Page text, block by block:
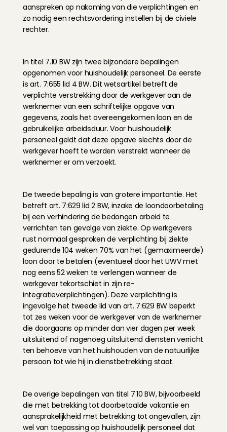
aanspreken op nakoming van die verplichtingen en
zo nodig een rechtsvordering instellen bij de civiele
rechter.
In titel 7.10 BW zijn twee bijzondere bepalingen
opgenomen voor huishoudelijk personeel. De eerste
is art. 7:655 lid 4 BW. Dit wetsartikel betreft de
verplichte verstrekking door de werkgever aan de
werknemer van een schriftelijke opgave van
gegevens, zoals het overeengekomen loon en de
gebruikelijke arbeidsduur. Voor huishoudelijk
personeel geldt dat deze opgave slechts door de
werkgever hoeft te worden verstrekt wanneer de
werknemer er om verzoekt.
De tweede bepaling is van grotere importantie. Het
betreft art. 7:629 lid 2 BW, inzake de loondoorbetaling
bij een verhindering de bedongen arbeid te
verrichten ten gevolge van ziekte. Op werkgevers
rust normaal gesproken de verplichting bij ziekte
gedurende 104 weken 70% van het (gemaximeerde)
loon door te betalen (eventueel door het UWV met
nog eens 52 weken te verlengen wanneer de
werkgever tekortschiet in zijn re-
integratieverplichtingen). Deze verplichting is
ingevolge het tweede lid van art. 7:629 BW beperkt
tot zes weken voor de werkgever van de werknemer
die doorgaans op minder dan vier dagen per week
uitsluitend of nagenoeg uitsluitend diensten verricht
ten behoeve van het huishouden van de natuurlijke
persoon tot wie hij in dienstbetrekking staat.
De overige bepalingen van titel 7.10 BW, bijvoorbeeld
die met betrekking tot doorbetaalde vakantie en
aansprakelijkheid met betrekking tot ongevallen, zijn
wel van toepassing op huishoudelijk personeel dat